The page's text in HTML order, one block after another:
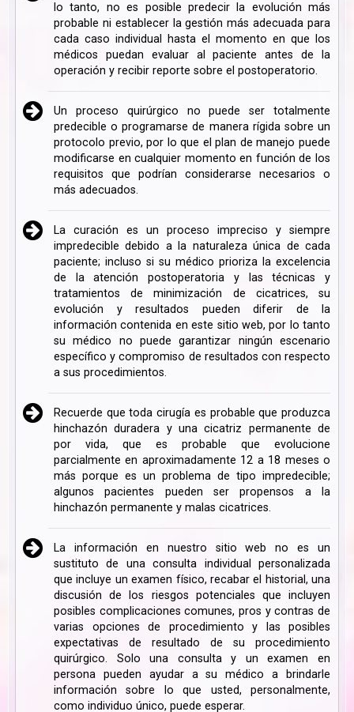
lo tanto, no es posible predecir la evolución más
probable ni establecer la gestión más adecuada para
cada caso individual hasta el momento en que los
médicos puedan evaluar al paciente antes de la
operación y recibir reporte sobre el postoperatorio.
Un proceso quirúrgico no puede ser totalmente
predecible o programarse de manera rígida sobre un
protocolo previo, por lo que el plan de manejo puede
modificarse en cualquier momento en función de los
requisitos que podrían considerarse necesarios o
más adecuados.
La curación es un proceso impreciso y siempre
impredecible debido a la naturaleza única de cada
paciente; incluso si su médico prioriza la excelencia
de la atención postoperatoria y las técnicas y
tratamientos de minimización de cicatrices, su
evolución y resultados pueden diferir de la
información contenida en este sitio web, por lo tanto
su médico no puede garantizar ningún escenario
específico y compromiso de resultados con respecto
a sus procedimientos.
Recuerde que toda cirugía es probable que produzca
hinchazón duradera y una cicatriz permanente de
por vida, que es probable que evolucione
parcialmente en aproximadamente 12 a 18 meses o
más porque es un problema de tipo impredecible;
algunos pacientes pueden ser propensos a la
hinchazón permanente y malas cicatrices.
La información en nuestro sitio web no es un
sustituto de una consulta individual personalizada
que incluye un examen físico, recabar el historial, una
discusión de los riesgos potenciales que incluyen
posibles complicaciones comunes, pros y contras de
varias opciones de procedimiento y las posibles
expectativas de resultado de su procedimiento
quirúrgico. Solo una consulta y un examen en
persona pueden ayudar a su médico a brindarle
información sobre lo que usted, personalmente,
como individuo único, puede esperar.